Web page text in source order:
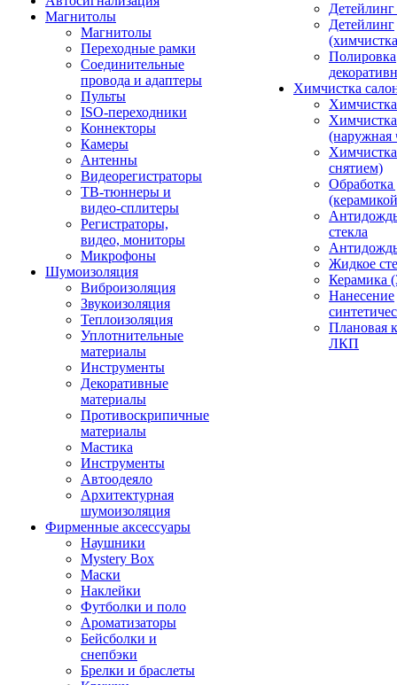
Магнитолы
Магнитолы
Переходные рамки
Соединительные
провода и адаптеры
Пульты
ISO-переходники
Коннекторы
Камеры
Антенны
Видеорегистраторы
ТВ-тюннеры и
видео-сплитеры
Регистраторы,
видео, мониторы
Микрофоны
Шумоизоляция
Виброизоляция
Звукоизоляция
Теплоизоляция
Уплотнительные
материалы
Инструменты
Декоративные
материалы
Противоскрипичные
материалы
Мастика
Инструменты
Автоодеяло
Архитектурная
шумоизоляция
Фирменные аксессуары
Наушники
Mystery Box
Маски
Наклейки
Футболки и поло
Ароматизаторы
Бейсболки и
снепбэки
Брелки и браслеты
Детейлинг
Полировка
Химчистка
(наружная
снятием)
Обработка
стекла
Жидкое
Керамика
Нанесение
Плановая
ЛКП